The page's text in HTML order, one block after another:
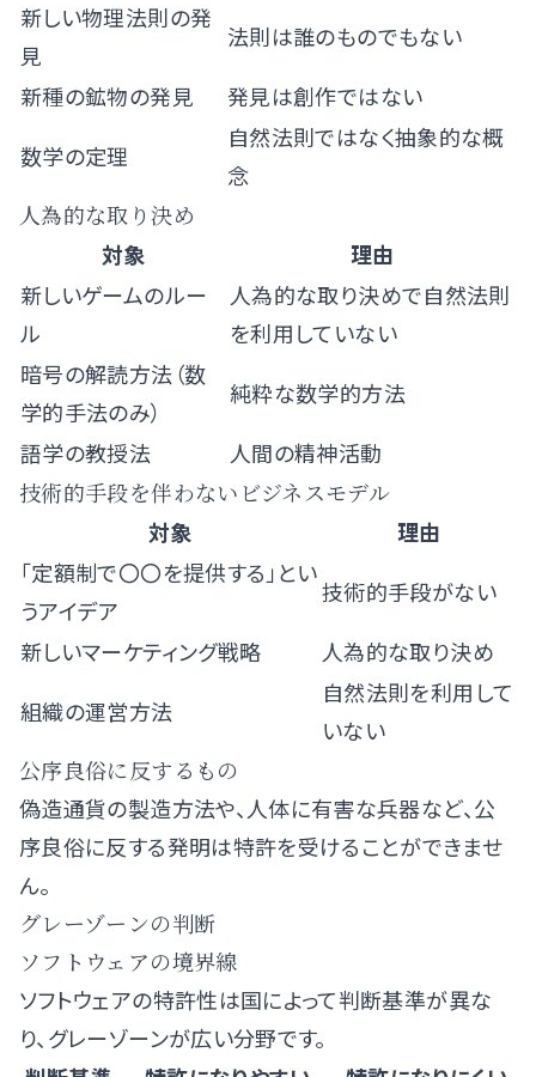
新しい物理法則の発
見
法則は誰のものでもない
新種の鉱物の発見
発見は創作ではない
数学の定理
自然法則ではなく抽象的な概
念
人為的な取り決め
対象
理由
新しいゲームのルー
ル
人為的な取り決めで自然法則
を利用していない
暗号の解読方法（数
学的手法のみ）
純粋な数学的方法
語学の教授法
人間の精神活動
技術的手段を伴わないビジネスモデル
対象
理由
「定額制で〇〇を提供する」とい
うアイデア
技術的手段がない
新しいマーケティング戦略
人為的な取り決め
組織の運営方法
自然法則を利用して
いない
公序良俗に反するもの
偽造通貨の製造方法や、人体に有害な兵器など、公
序良俗に反する発明は特許を受けることができませ
ん。
グレーゾーンの判断
ソフトウェアの境界線
ソフトウェアの特許性は国によって判断基準が異な
り、グレーゾーンが広い分野です。